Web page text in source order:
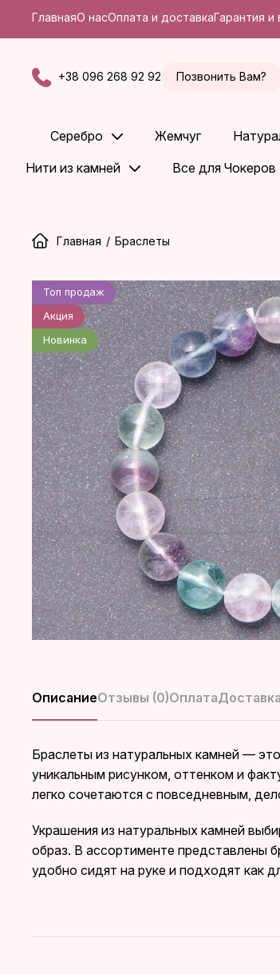
ГлавнаяО насОплата и доставкаГарантия и
+38 096 268 92 92 Позвонить Вам?
Серебро Жемчуг
Нити из камней
Все для Чокеров
Главная / Браслеты
Топ продаж
Акция
Новинка
ОписаниеОтзывы (0)ОплатаДоставка
Браслеты из натуральных камней —
уникальным рисунком, оттенком и
легко сочетаются с повседневным,
Украшения из натуральных камней
образ. В ассортименте представлены
удобно сидят на руке и подходят как